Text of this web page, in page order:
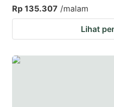
Rp 135.307 /malam
Lihat